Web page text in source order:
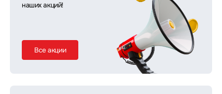
наших акций!
Все акции